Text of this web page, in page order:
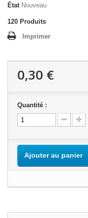
État Nouveau
120 Produits
Imprimer
0,30 €
Quantité :
Ajouter au panier